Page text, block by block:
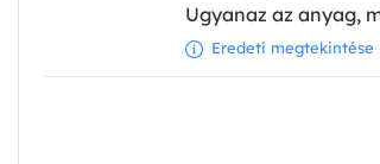
Ugyanaz az anyag,
Eredeti megtekintése